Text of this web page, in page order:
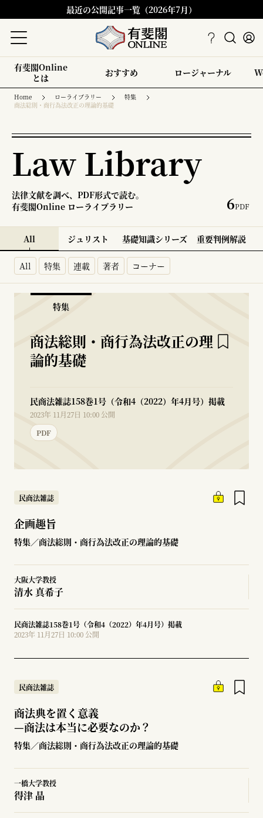
最近の公開記事一覧（2026年7月）
有斐閣Online
とは
おすすめ ロージャーナル
Home ローライブラリー
特集
商法総則・商行為法改正の理論的基礎
Law Library
法律文献を調べ、PDF形式で読む。
有斐閣Online ローライブラリー
6PDF
All ジュリスト 基礎知識シリーズ 重要判例解説
All 特集 連載 著者 コーナー
特集
商法総則・商行為法改正の理
論的基礎
民商法雑誌158巻1号（令和4（2022）年4月号）掲載
2023年 11月27日 10:00 公開
PDF
民商法雑誌
企画趣旨
特集／商法総則・商行為法改正の理論的基礎
大阪大学教授
清水 真希子
民商法雑誌158巻1号（令和4（2022）年4月号）掲載
2023年 11月27日 10:00 公開
民商法雑誌
商法典を置く意義
—商法は本当に必要なのか？
特集／商法総則・商行為法改正の理論的基礎
一橋大学教授
得津 晶